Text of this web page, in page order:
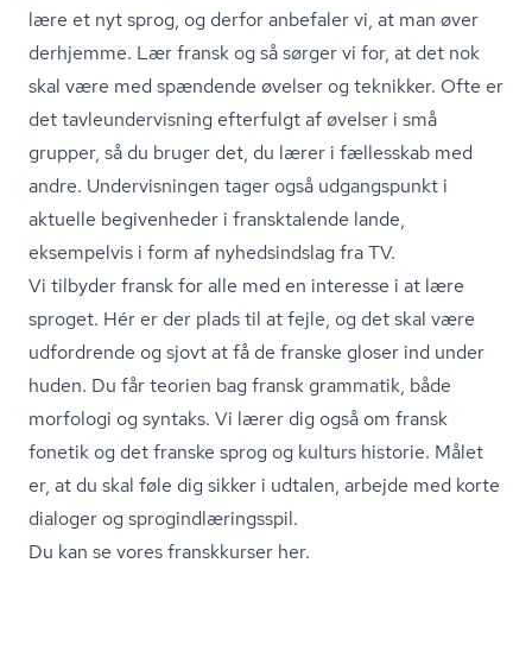
lære et nyt sprog, og derfor anbefaler vi, at man øver
derhjemme. Lær fransk og så sørger vi for, at det nok
skal være med spændende øvelser og teknikker. Ofte er
det tavle­un­der­vis­ning efterfulgt af øvelser i små
grupper, så du bruger det, du lærer i fællesskab med
andre. Undervisningen tager også udgangspunkt i
aktuelle begivenheder i fransktalende lande,
eksempelvis i form af nyhedsindslag fra TV.
Vi tilbyder fransk for alle med en interesse i at lære
sproget. Hér er der plads til at fejle, og det skal være
udfordrende og sjovt at få de franske gloser ind under
huden. Du får teorien bag fransk grammatik, både
morfologi og syntaks. Vi lærer dig også om fransk
fonetik og det franske sprog og kulturs historie. Målet
er, at du skal føle dig sikker i udtalen, arbejde med korte
dialoger og spro­gind­læ­rings­spil.
Du kan se vores franskkurser her.